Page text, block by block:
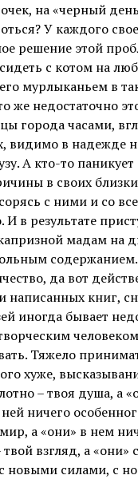
на «черный
У каждого свое
решение этой
с котом на
мурлыканьем в
же недостаточно
города часами,
видимо в надежде
А кто-то паникует
в своих
с ними и со
в результате
мадам на
да вот
написанных книг,
иногда бывает
Тяжело
хуже,
– твоя душа, а
ничего
а «они» в нем
взгляд, а «они»
новыми силами, с